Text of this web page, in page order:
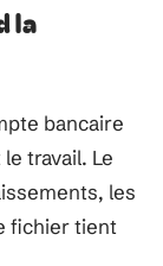
la
bancaire
travail. Le
les
fichier tient